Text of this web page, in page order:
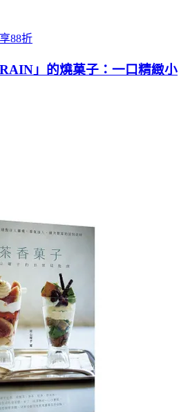
88折
」的燒菓子：一口精緻小